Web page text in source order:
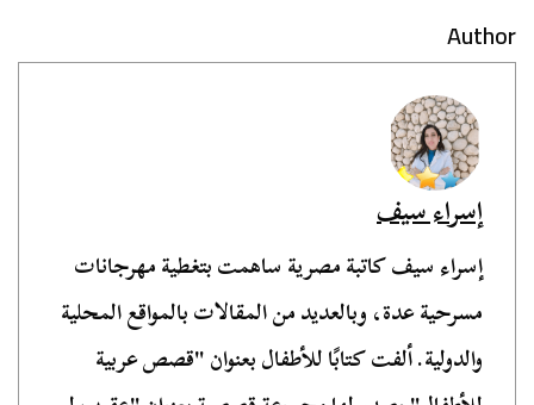
Author
إسراء سيف
إسراء سيف كاتبة مصرية ساهمت بتغطية مهرجانات
مسرحية عدة، وبالعديد من المقالات بالمواقع المحلية
والدولية. ألفت كتابًا للأطفال بعنوان "قصص عربية